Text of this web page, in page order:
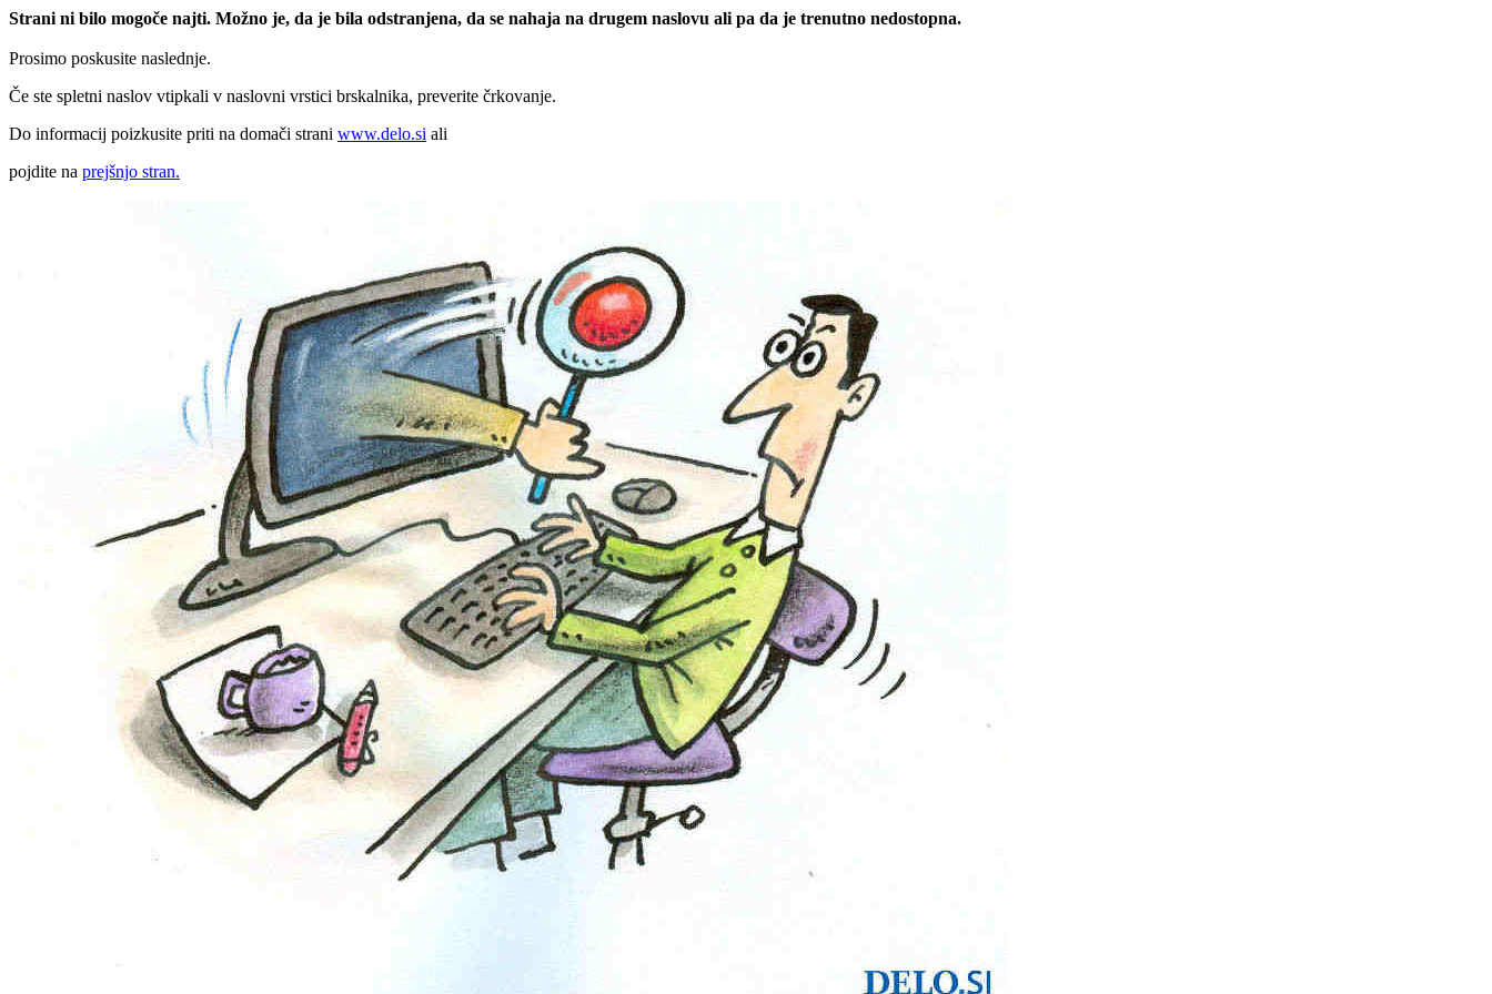
Strani ni bilo mogoče najti. Možno je, da je bila odstranjena, da se nahaja na drugem naslovu ali pa da je trenutno nedostopna.
Prosimo poskusite naslednje.
Če ste spletni naslov vtipkali v naslovni vrstici brskalnika, preverite črkovanje.
Do informacij poizkusite priti na domači strani www.delo.si ali
pojdite na prejšnjo stran.